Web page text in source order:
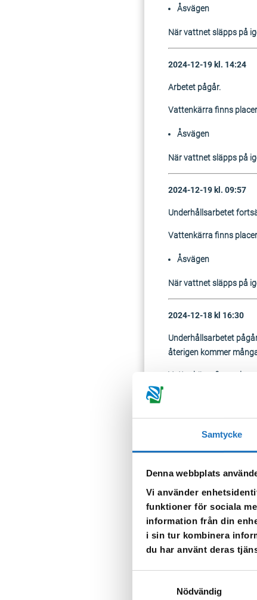
Samtycke
Denna webbplats
Vi använder
funktioner för sociala
information från din
i sin tur kombinera
du har använt deras
Nödvändig
Åsvägen
När vattnet släpps på
2024-12-19 kl. 14:24
Arbetet pågår.
Vattenkärra finns
Åsvägen
När vattnet släpps på
2024-12-19 kl. 09:57
Underhållsarbetet
Vattenkärra finns
Åsvägen
När vattnet släpps på
2024-12-18 kl 16:30
Underhållsarbetet
återigen kommer
Vattenkärra finns
2024-12-18 kl 13:22
Underhållsarbetet
Vattenkärror finns
När vattnet släpps på
2024-12-17 kl 15.47
Vattnet till din
Nämdemansvägen